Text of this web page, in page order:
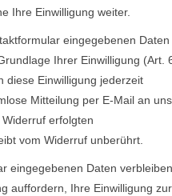
Ihre Einwilligung weiter.
eingegebenen Daten
Ihrer Einwilligung (Art.
diese Einwilligung jederzeit
Mitteilung per E-Mail an
erfolgten
vom Widerruf unberührt.
eingegebenen Daten verbleiben
auffordern, Ihre Einwilligung zur